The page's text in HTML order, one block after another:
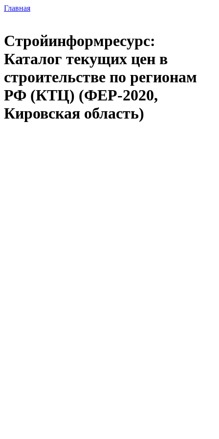
Главная
Стройинформресурс:
Каталог текущих цен в
строительстве по регионам
РФ (КТЦ) (ФЕР-2020,
Кировская область)